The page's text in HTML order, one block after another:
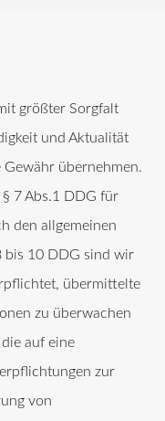
größter Sorgfalt
und Aktualität
übernehmen.
7 Abs.1 DDG für
den allgemeinen
bis 10 DDG sind wir
übermittelte
zu überwachen
auf eine
zur
von